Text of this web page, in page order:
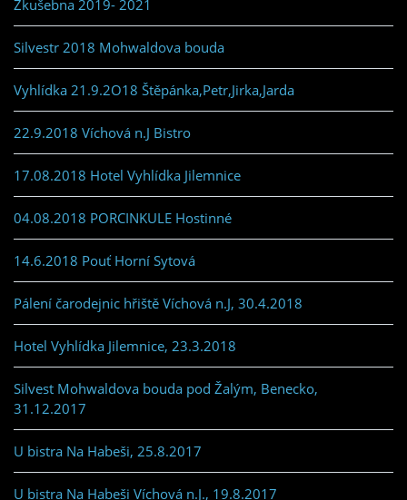
Zkušebna 2019- 2021
Silvestr 2018 Mohwaldova bouda
Vyhlídka 21.9.2O18 Štěpánka,Petr,Jirka,Jarda
22.9.2018 Víchová n.J Bistro
17.08.2018 Hotel Vyhlídka Jilemnice
04.08.2018 PORCINKULE Hostinné
14.6.2018 Pouť Horní Sytová
Pálení čarodejnic hřiště Víchová n.J, 30.4.2018
Hotel Vyhlídka Jilemnice, 23.3.2018
Silvest Mohwaldova bouda pod Žalým, Benecko,
31.12.2017
U bistra Na Habeši, 25.8.2017
U bistra Na Habeši Víchová n.J., 19.8.2017